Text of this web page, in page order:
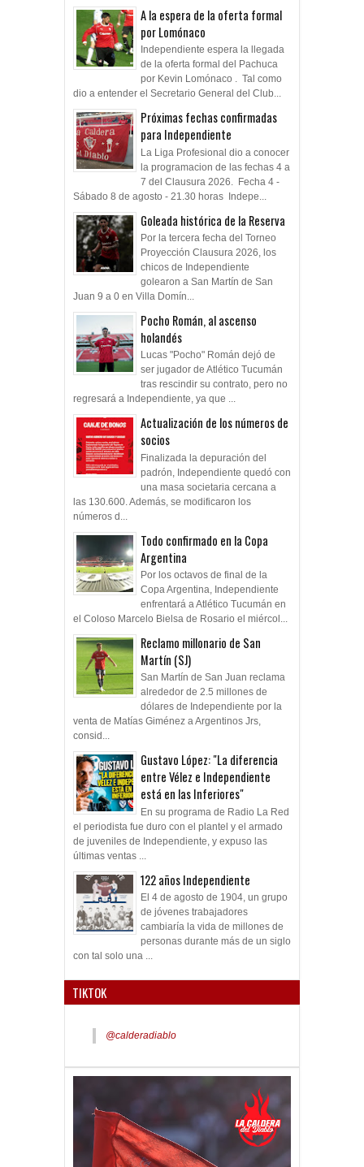
A la espera de la oferta formal
por Lomónaco
Independiente espera la llegada
de la oferta formal del Pachuca
por Kevin Lomónaco . Tal como
dio a entender el Secretario General del Club...
Próximas fechas confirmadas
para Independiente
La Liga Profesional dio a conocer
la programacion de las fechas 4 a
7 del Clausura 2026. Fecha 4 -
Sábado 8 de agosto - 21.30 horas Indepe...
Goleada histórica de la Reserva
Por la tercera fecha del Torneo
Proyección Clausura 2026, los
chicos de Independiente
golearon a San Martín de San
Juan 9 a 0 en Villa Domín...
Pocho Román, al ascenso
holandés
Lucas "Pocho" Román dejó de
ser jugador de Atlético Tucumán
tras rescindir su contrato, pero no
regresará a Independiente, ya que ...
Actualización de los números de
socios
Finalizada la depuración del
padrón, Independiente quedó con
una masa societaria cercana a
las 130.600. Además, se modificaron los
números d...
Todo confirmado en la Copa
Argentina
Por los octavos de final de la
Copa Argentina, Independiente
enfrentará a Atlético Tucumán en
el Coloso Marcelo Bielsa de Rosario el miércol...
Reclamo millonario de San
Martín (SJ)
San Martín de San Juan reclama
alrededor de 2.5 millones de
dólares de Independiente por la
venta de Matías Giménez a Argentinos Jrs,
consid...
Gustavo López: "La diferencia
entre Vélez e Independiente
está en las Inferiores"
En su programa de Radio La Red
el periodista fue duro con el plantel y el armado
de juveniles de Independiente, y expuso las
últimas ventas ...
122 años Independiente
El 4 de agosto de 1904, un grupo
de jóvenes trabajadores
cambiaría la vida de millones de
personas durante más de un siglo
con tal solo una ...
TIKTOK
@calderadiablo